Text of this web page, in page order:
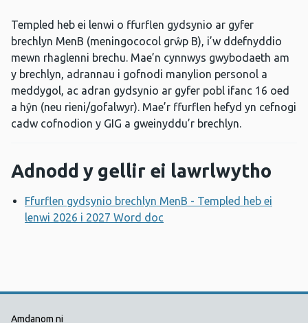
Templed heb ei lenwi o ffurflen gydsynio ar gyfer
brechlyn MenB (meningococol grŵp B), i’w ddefnyddio
mewn rhaglenni brechu. Mae’n cynnwys gwybodaeth am
y brechlyn, adrannau i gofnodi manylion personol a
meddygol, ac adran gydsynio ar gyfer pobl ifanc 16 oed
a hŷn (neu rieni/gofalwyr). Mae’r ffurflen hefyd yn cefnogi
cadw cofnodion y GIG a gweinyddu’r brechlyn.
Adnodd y gellir ei lawrlwytho
Ffurflen gydsynio brechlyn MenB - Templed heb ei
lenwi 2026 i 2027 Word doc
Amdanom ni